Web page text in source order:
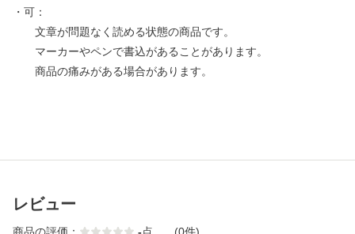
・可：
文章が問題なく読める状態の商品です。
マーカーやペンで書込があることがあります。
商品の痛みがある場合があります。
レビュー
商品の評価： -点 (0件)